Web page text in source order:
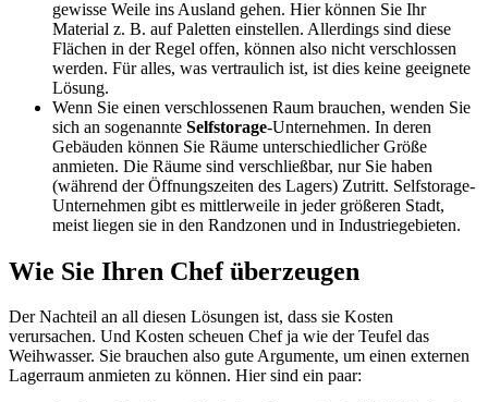
gewisse Weile ins Ausland gehen. Hier können Sie Ihr
Material z. B. auf Paletten einstellen. Allerdings sind diese
Flächen in der Regel offen, können also nicht verschlossen
werden. Für alles, was vertraulich ist, ist dies keine geeignete
Lösung.
Wenn Sie einen verschlossenen Raum brauchen, wenden Sie
sich an sogenannte Selfstorage-Unternehmen. In deren
Gebäuden können Sie Räume unterschiedlicher Größe
anmieten. Die Räume sind verschließbar, nur Sie haben
(während der Öffnungszeiten des Lagers) Zutritt. Selfstorage-
Unternehmen gibt es mittlerweile in jeder größeren Stadt,
meist liegen sie in den Randzonen und in Industriegebieten.
Wie Sie Ihren Chef überzeugen
Der Nachteil an all diesen Lösungen ist, dass sie Kosten
verursachen. Und Kosten scheuen Chef ja wie der Teufel das
Weihwasser. Sie brauchen also gute Argumente, um einen externen
Lagerraum anmieten zu können. Hier sind ein paar: